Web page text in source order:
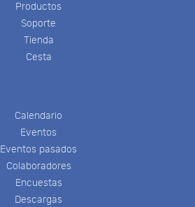
Productos
Soporte
Tienda
Cesta
Calendario
Eventos
Eventos pasados
Colaboradores
Encuestas
Descargas